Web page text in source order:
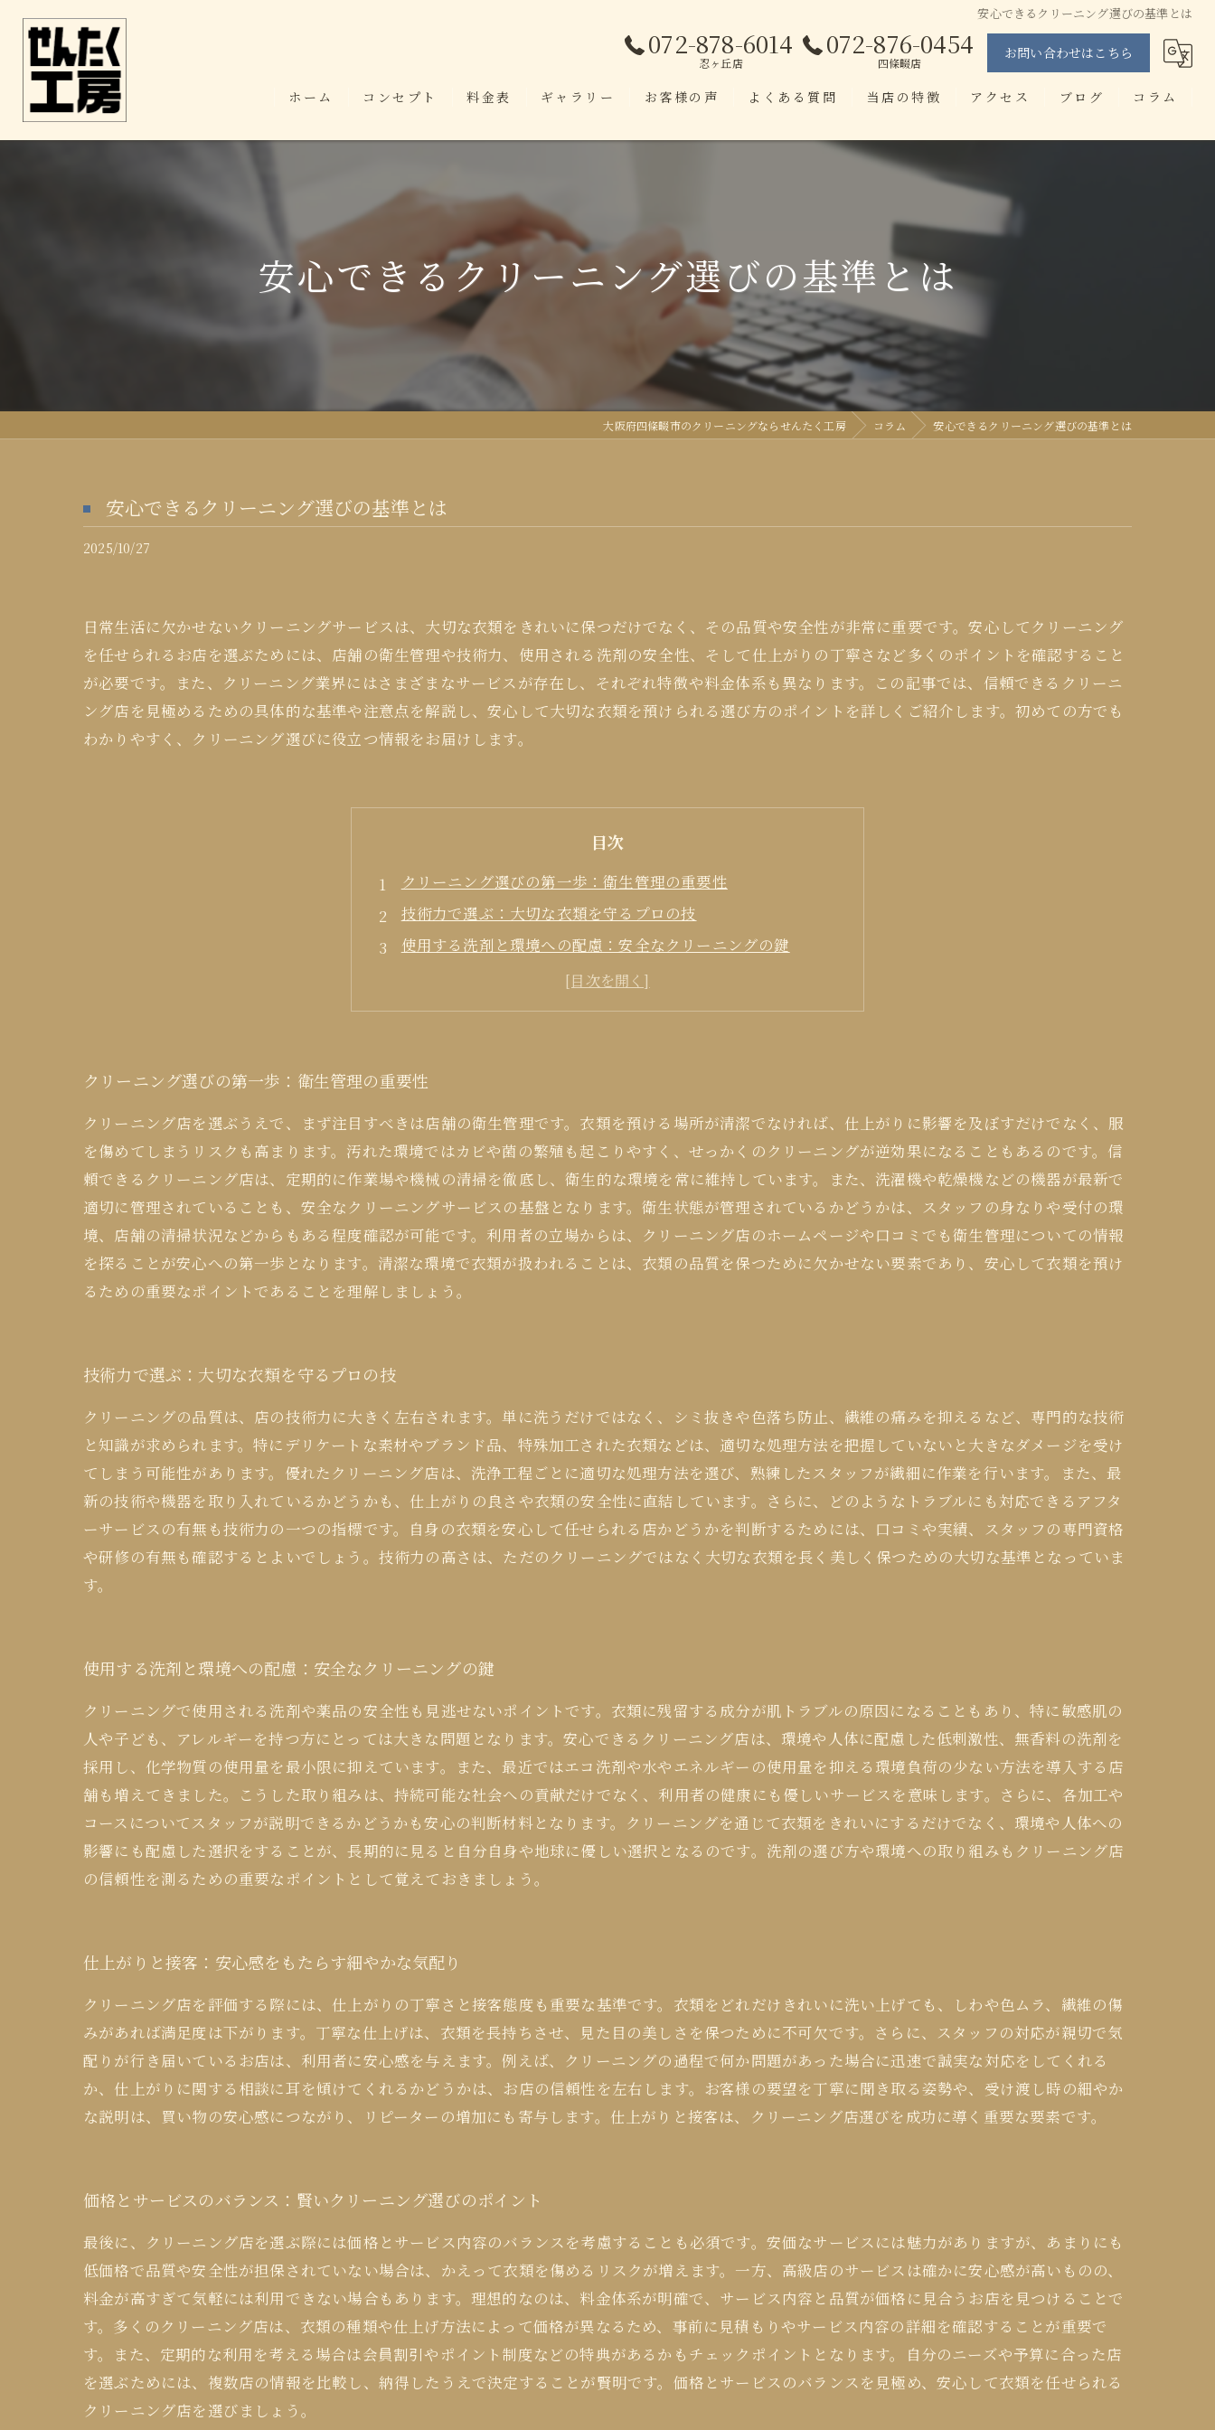
安心できるクリーニング選びの基準とは
072-878-6014
忍ヶ丘店
072-876-0454
四條畷店
お問い合わせはこちら
ホーム コンセプト 料金表 ギャラリー お客様の声 よくある質問 当店の特徴
当日仕上げ
ブランド
アプリ
アクセス
せんたく工房 四條畷店
ブログ コラム
安心できるクリーニング選びの基準とは
大阪府四條畷市のクリーニングならせんたく工房 コラム 安心できるクリーニング選びの基準とは
安心できるクリーニング選びの基準とは
2025/10/27
日常生活に欠かせないクリーニングサービスは、大切な衣類をきれいに保つだけでなく、その品質や安全性が非常に重要です。安心してクリーニング
を任せられるお店を選ぶためには、店舗の衛生管理や技術力、使用される洗剤の安全性、そして仕上がりの丁寧さなど多くのポイントを確認すること
が必要です。また、クリーニング業界にはさまざまなサービスが存在し、それぞれ特徴や料金体系も異なります。この記事では、信頼できるクリーニ
ング店を見極めるための具体的な基準や注意点を解説し、安心して大切な衣類を預けられる選び方のポイントを詳しくご紹介します。初めての方でも
わかりやすく、クリーニング選びに役立つ情報をお届けします。
目次
クリーニング選びの第一歩：衛生管理の重要性
技術力で選ぶ：大切な衣類を守るプロの技
使用する洗剤と環境への配慮：安全なクリーニングの鍵
仕上がりと接客：安心感をもたらす細やかな気配り
価格とサービスのバランス：賢いクリーニング選びのポイント
クリーニング選びの第一歩：衛生管理の重要性
クリーニング店を選ぶうえで、まず注目すべきは店舗の衛生管理です。衣類を預ける場所が清潔でなければ、仕上がりに影響を及ぼすだけでなく、服
を傷めてしまうリスクも高まります。汚れた環境ではカビや菌の繁殖も起こりやすく、せっかくのクリーニングが逆効果になることもあるのです。信
頼できるクリーニング店は、定期的に作業場や機械の清掃を徹底し、衛生的な環境を常に維持しています。また、洗濯機や乾燥機などの機器が最新で
適切に管理されていることも、安全なクリーニングサービスの基盤となります。衛生状態が管理されているかどうかは、スタッフの身なりや受付の環
境、店舗の清掃状況などからもある程度確認が可能です。利用者の立場からは、クリーニング店のホームページや口コミでも衛生管理についての情報
を探ることが安心への第一歩となります。清潔な環境で衣類が扱われることは、衣類の品質を保つために欠かせない要素であり、安心して衣類を預け
るための重要なポイントであることを理解しましょう。
技術力で選ぶ：大切な衣類を守るプロの技
クリーニングの品質は、店の技術力に大きく左右されます。単に洗うだけではなく、シミ抜きや色落ち防止、繊維の痛みを抑えるなど、専門的な技術
と知識が求められます。特にデリケートな素材やブランド品、特殊加工された衣類などは、適切な処理方法を把握していないと大きなダメージを受け
てしまう可能性があります。優れたクリーニング店は、洗浄工程ごとに適切な処理方法を選び、熟練したスタッフが繊細に作業を行います。また、最
新の技術や機器を取り入れているかどうかも、仕上がりの良さや衣類の安全性に直結しています。さらに、どのようなトラブルにも対応できるアフタ
ーサービスの有無も技術力の一つの指標です。自身の衣類を安心して任せられる店かどうかを判断するためには、口コミや実績、スタッフの専門資格
や研修の有無も確認するとよいでしょう。技術力の高さは、ただのクリーニングではなく大切な衣類を長く美しく保つための大切な基準となっていま
す。
使用する洗剤と環境への配慮：安全なクリーニングの鍵
クリーニングで使用される洗剤や薬品の安全性も見逃せないポイントです。衣類に残留する成分が肌トラブルの原因になることもあり、特に敏感肌の
人や子ども、アレルギーを持つ方にとっては大きな問題となります。安心できるクリーニング店は、環境や人体に配慮した低刺激性、無香料の洗剤を
採用し、化学物質の使用量を最小限に抑えています。また、最近ではエコ洗剤や水やエネルギーの使用量を抑える環境負荷の少ない方法を導入する店
舗も増えてきました。こうした取り組みは、持続可能な社会への貢献だけでなく、利用者の健康にも優しいサービスを意味します。さらに、各加工や
コースについてスタッフが説明できるかどうかも安心の判断材料となります。クリーニングを通じて衣類をきれいにするだけでなく、環境や人体への
影響にも配慮した選択をすることが、長期的に見ると自分自身や地球に優しい選択となるのです。洗剤の選び方や環境への取り組みもクリーニング店
の信頼性を測るための重要なポイントとして覚えておきましょう。
仕上がりと接客：安心感をもたらす細やかな気配り
クリーニング店を評価する際には、仕上がりの丁寧さと接客態度も重要な基準です。衣類をどれだけきれいに洗い上げても、しわや色ムラ、繊維の傷
みがあれば満足度は下がります。丁寧な仕上げは、衣類を長持ちさせ、見た目の美しさを保つために不可欠です。さらに、スタッフの対応が親切で気
配りが行き届いているお店は、利用者に安心感を与えます。例えば、クリーニングの過程で何か問題があった場合に迅速で誠実な対応をしてくれる
か、仕上がりに関する相談に耳を傾けてくれるかどうかは、お店の信頼性を左右します。お客様の要望を丁寧に聞き取る姿勢や、受け渡し時の細やか
な説明は、買い物の安心感につながり、リピーターの増加にも寄与します。仕上がりと接客は、クリーニング店選びを成功に導く重要な要素です。
価格とサービスのバランス：賢いクリーニング選びのポイント
最後に、クリーニング店を選ぶ際には価格とサービス内容のバランスを考慮することも必須です。安価なサービスには魅力がありますが、あまりにも
低価格で品質や安全性が担保されていない場合は、かえって衣類を傷めるリスクが増えます。一方、高級店のサービスは確かに安心感が高いものの、
料金が高すぎて気軽には利用できない場合もあります。理想的なのは、料金体系が明確で、サービス内容と品質が価格に見合うお店を見つけることで
す。多くのクリーニング店は、衣類の種類や仕上げ方法によって価格が異なるため、事前に見積もりやサービス内容の詳細を確認することが重要で
す。また、定期的な利用を考える場合は会員割引やポイント制度などの特典があるかもチェックポイントとなります。自分のニーズや予算に合った店
を選ぶためには、複数店の情報を比較し、納得したうえで決定することが賢明です。価格とサービスのバランスを見極め、安心して衣類を任せられる
クリーニング店を選びましょう。